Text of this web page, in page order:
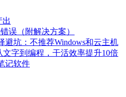
出
误（附解决方案）
避坑：不推荐Windows和云主机
字到编程，干活效率提升10倍
记软件